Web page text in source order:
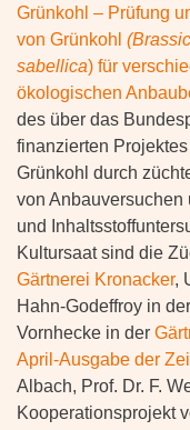
Grünkohl – Prüfung
von Grünkohl
sabellica) für
ökologischen
des über das
finanzierten
Grünkohl durch
von Anbauversuchen
und
Kultursaat sind die
Gärtnerei Kronacker,
Hahn-Godeffroy in der
Vornhecke in der
April-Ausgabe der
Albach, Prof. Dr. F.
Kooperationsprojekt